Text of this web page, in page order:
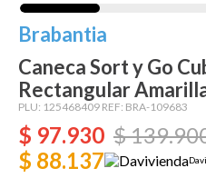
Brabantia
Caneca Sort y Go
Rectangular
PLU: 125468409 REF: BRA-109683
$ 97.930 $139.
$ 88.137
Electro
Figuras Toy Story
Carters
Silla Mecedora Bebé
Bebes
Cuna Colecho